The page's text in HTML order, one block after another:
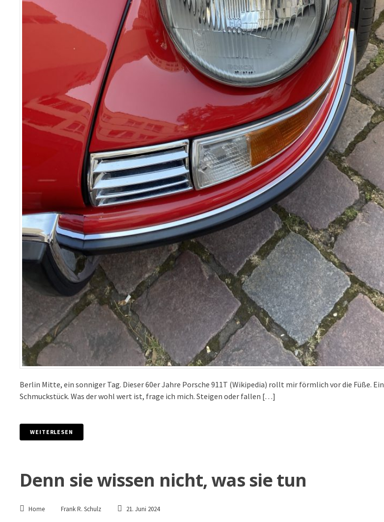
Berlin Mitte, ein sonniger Tag. Dieser 60er Jahre Porsche 911T (Wikipedia) rollt mir förmlich vor die Füße. Ein
Schmuckstück. Was der wohl wert ist, frage ich mich. Steigen oder fallen […]
WEITERLESEN
Denn sie wissen nicht, was sie tun
Home Frank R. Schulz 21. Juni 2024